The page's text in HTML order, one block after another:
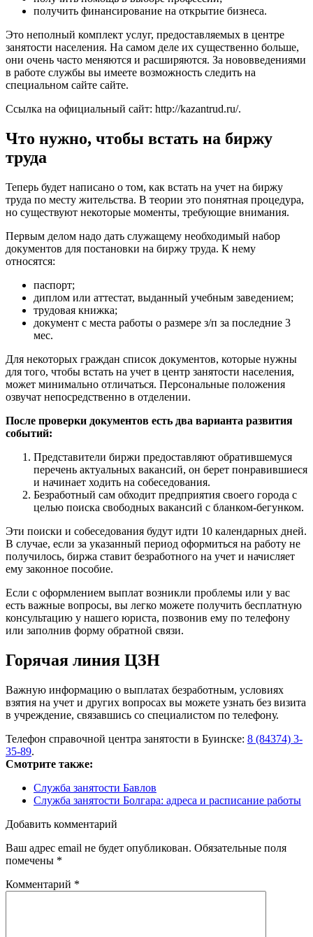
получить финансирование на открытие бизнеса.
Это неполный комплект услуг, предоставляемых в центре
занятости населения. На самом деле их существенно больше,
они очень часто меняются и расширяются. За нововведениями
в работе службы вы имеете возможность следить на
специальном сайте сайте.
Ссылка на официальный сайт: http://kazantrud.ru/.
Что нужно, чтобы встать на биржу
труда
Теперь будет написано о том, как встать на учет на биржу
труда по месту жительства. В теории это понятная процедура,
но существуют некоторые моменты, требующие внимания.
Первым делом надо дать служащему необходимый набор
документов для постановки на биржу труда. К нему
относятся:
паспорт;
диплом или аттестат, выданный учебным заведением;
трудовая книжка;
документ с места работы о размере з/п за последние 3
мес.
Для некоторых граждан список документов, которые нужны
для того, чтобы встать на учет в центр занятости населения,
может минимально отличаться. Персональные положения
озвучат непосредственно в отделении.
После проверки документов есть два варианта развития
событий:
Представители биржи предоставляют обратившемуся
перечень актуальных вакансий, он берет понравившиеся
и начинает ходить на собеседования.
Безработный сам обходит предприятия своего города с
целью поиска свободных вакансий с бланком-бегунком.
Эти поиски и собеседования будут идти 10 календарных дней.
В случае, если за указанный период оформиться на работу не
получилось, биржа ставит безработного на учет и начисляет
ему законное пособие.
Если с оформлением выплат возникли проблемы или у вас
есть важные вопросы, вы легко можете получить бесплатную
консультацию у нашего юриста, позвонив ему по телефону
или заполнив форму обратной связи.
Горячая линия ЦЗН
Важную информацию о выплатах безработным, условиях
взятия на учет и других вопросах вы можете узнать без визита
в учреждение, связавшись со специалистом по телефону.
Телефон справочной центра занятости в Буинске: 8 (84374) 3-
35-89.
Смотрите также:
Служба занятости Бавлов
Служба занятости Болгара: адреса и расписание работы
Добавить комментарий
Ваш адрес email не будет опубликован. Обязательные поля
помечены *
Комментарий *